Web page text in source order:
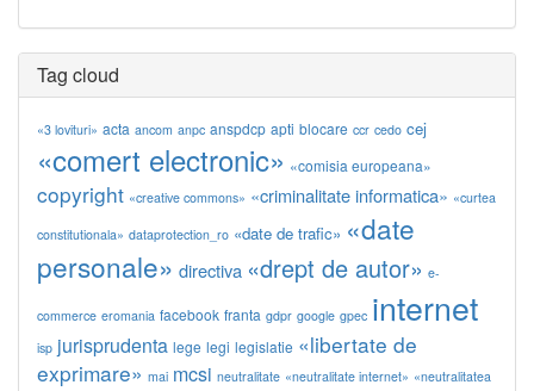
Tag cloud
«3 lovituri» acta ancom anpc anspdcp apti blocare ccr cedo cej
«comert electronic» «comisia europeana»
copyright «creative commons» «criminalitate informatica» «curtea
constitutionala» dataprotection_ro «date de trafic» «date
personale» directiva «drept de autor» e-
commerce eromania facebook franta gdpr google gpec internet
isp jurisprudenta lege legi legislatie «libertate de
exprimare» mai mcsi neutralitate «neutralitate internet» «neutralitatea